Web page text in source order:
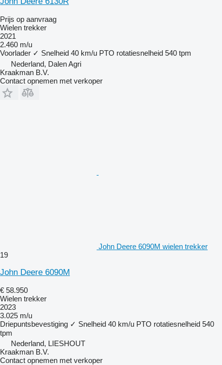
Prijs op aanvraag
Wielen trekker
2021
2.460 m/u
Voorlader ✓ Snelheid 40 km/u PTO rotatiesnelheid 540 tpm
Nederland, Dalen Agri
Kraakman B.V.
Contact opnemen met verkoper
John Deere 6090M wielen trekker
19
John Deere 6090M
€ 58.950
Wielen trekker
2023
3.025 m/u
Driepuntsbevestiging ✓ Snelheid 40 km/u PTO rotatiesnelheid 540
tpm
Nederland, LIESHOUT
Kraakman B.V.
Contact opnemen met verkoper